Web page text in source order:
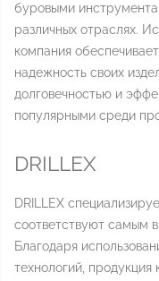
буровыми
различных отраслях.
компания
надежность своих
долговечностью и
популярными среди
DRILLEX
DRILLEX
соответствуют самым
Благодаря
технологий,